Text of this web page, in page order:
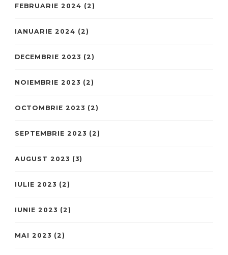
FEBRUARIE 2024 (2)
IANUARIE 2024 (2)
DECEMBRIE 2023 (2)
NOIEMBRIE 2023 (2)
OCTOMBRIE 2023 (2)
SEPTEMBRIE 2023 (2)
AUGUST 2023 (3)
IULIE 2023 (2)
IUNIE 2023 (2)
MAI 2023 (2)